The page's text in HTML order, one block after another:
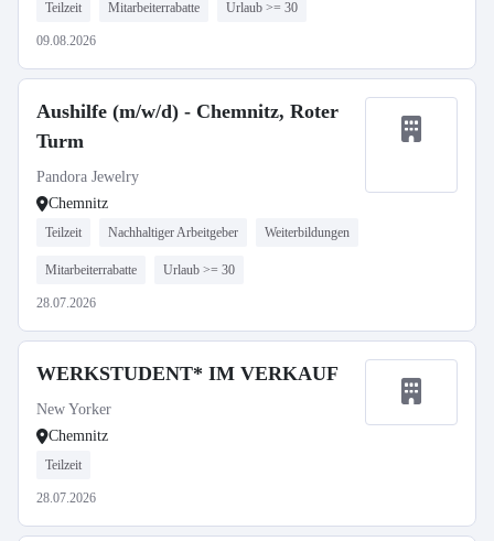
Teilzeit Mitarbeiterrabatte Urlaub >= 30
09.08.2026
Aushilfe (m/w/d) - Chemnitz, Roter
Turm
Pandora Jewelry
Chemnitz
Teilzeit Nachhaltiger Arbeitgeber Weiterbildungen
Mitarbeiterrabatte Urlaub >= 30
28.07.2026
WERKSTUDENT* IM VERKAUF
New Yorker
Chemnitz
Teilzeit
28.07.2026